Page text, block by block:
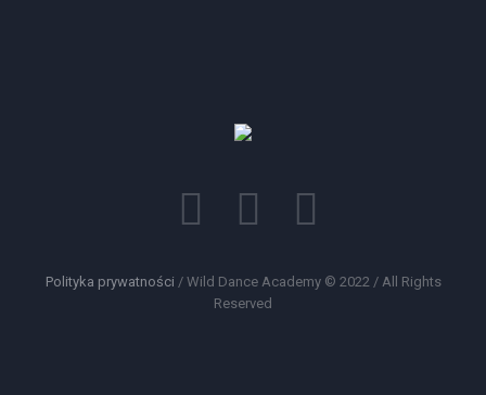
Polityka prywatności / Wild Dance Academy © 2022 / All Rights
Reserved